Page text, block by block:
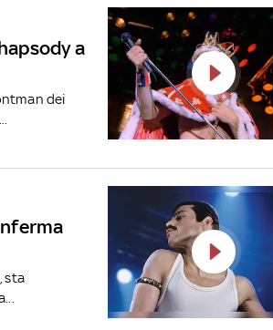
a
dei
sta